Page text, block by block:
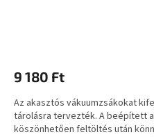
9 180 Ft
Az akasztós vákuumzsákokat
tárolásra tervezték. A beépített
köszönhetően feltöltés után